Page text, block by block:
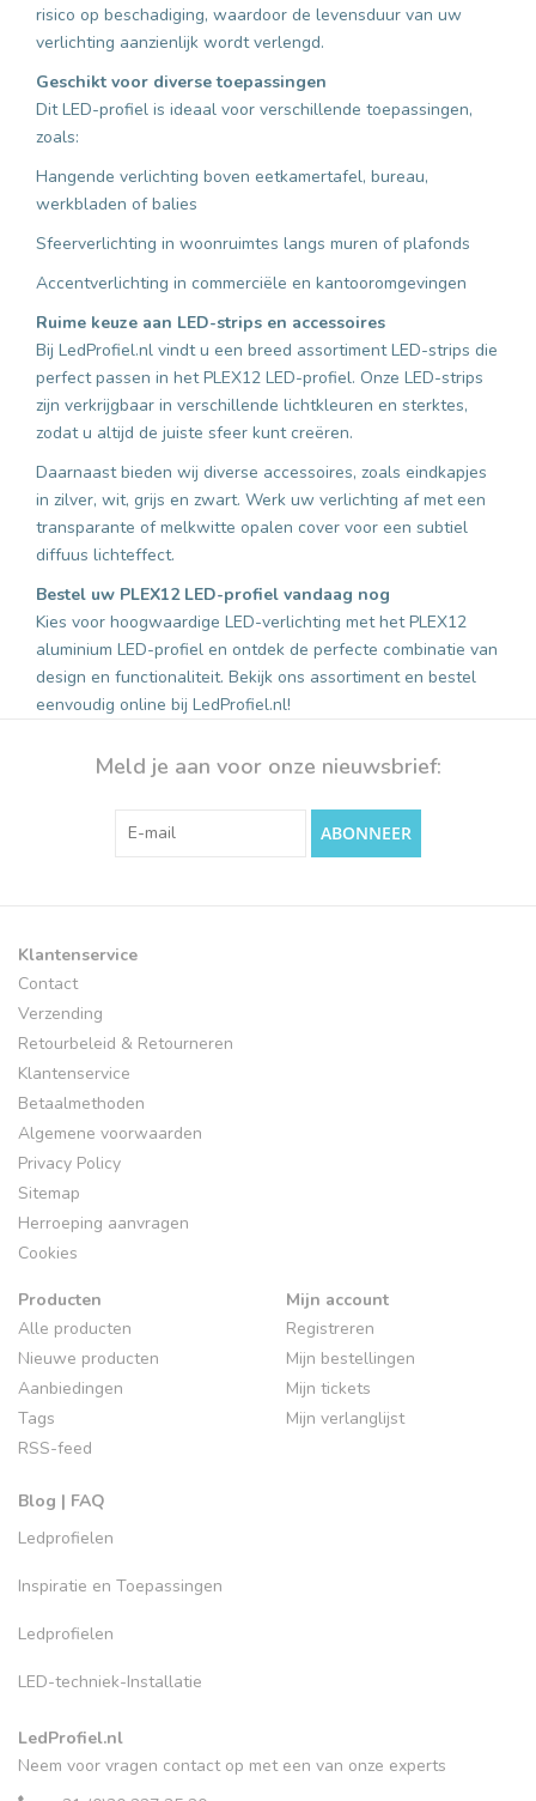
risico op beschadiging, waardoor de levensduur van uw
verlichting aanzienlijk wordt verlengd.
Geschikt voor diverse toepassingen
Dit LED-profiel is ideaal voor verschillende toepassingen,
zoals:
Hangende verlichting boven eetkamertafel, bureau,
werkbladen of balies
Sfeerverlichting in woonruimtes langs muren of plafonds
Accentverlichting in commerciële en kantooromgevingen
Ruime keuze aan LED-strips en accessoires
Bij LedProfiel.nl vindt u een breed assortiment LED-strips die
perfect passen in het PLEX12 LED-profiel. Onze LED-strips
zijn verkrijgbaar in verschillende lichtkleuren en sterktes,
zodat u altijd de juiste sfeer kunt creëren.
Daarnaast bieden wij diverse accessoires, zoals eindkapjes
in zilver, wit, grijs en zwart. Werk uw verlichting af met een
transparante of melkwitte opalen cover voor een subtiel
diffuus lichteffect.
Bestel uw PLEX12 LED-profiel vandaag nog
Kies voor hoogwaardige LED-verlichting met het PLEX12
aluminium LED-profiel en ontdek de perfecte combinatie van
design en functionaliteit. Bekijk ons assortiment en bestel
eenvoudig online bij LedProfiel.nl!
Meld je aan voor onze nieuwsbrief:
ABONNEER
Klantenservice
Contact
Verzending
Retourbeleid & Retourneren
Klantenservice
Betaalmethoden
Algemene voorwaarden
Privacy Policy
Sitemap
Herroeping aanvragen
Cookies
Producten
Alle producten
Nieuwe producten
Aanbiedingen
Tags
RSS-feed
Blog | FAQ
Ledprofielen
Inspiratie en Toepassingen
Ledprofielen
LED-techniek-Installatie
Mijn account
Registreren
Mijn bestellingen
Mijn tickets
Mijn verlanglijst
LedProfiel.nl
Neem voor vragen contact op met een van onze experts